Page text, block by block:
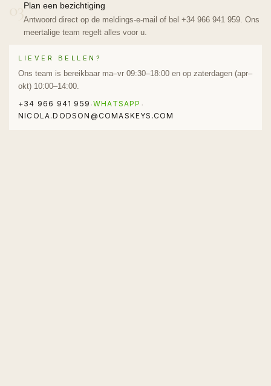
Plan een bezichtiging
Antwoord direct op de meldings-e-mail of bel +34 966 941 959. Ons
meertalige team regelt alles voor u.
LIEVER BELLEN?
Ons team is bereikbaar ma–vr 09:30–18:00 en op zaterdagen (apr–
okt) 10:00–14:00.
+34 966 941 959 ·WHATSAPP ·
NICOLA.DODSON@COMASKEYS.COM